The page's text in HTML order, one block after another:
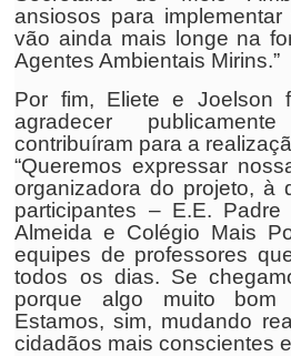
ansiosos para
vão ainda mais longe na
Agentes Ambientais Mirins.”
Por fim, Eliete e Joelson
agradecer
contribuíram para a
“Queremos expressar
organizadora do projeto, à
participantes – E.E.
Almeida e Colégio Mais
equipes de professores
todos os dias. Se
porque algo muito
Estamos, sim, mudando
cidadãos mais conscientes